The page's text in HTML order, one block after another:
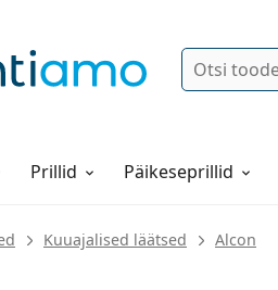
Otsi
Prillid Päikeseprillid
Kuuajalised läätsed
Alcon